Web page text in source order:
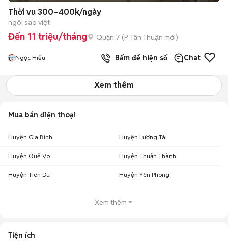
Thời vu 300–400k/ngày
ngôi sao việt
Đến 11 triệu/tháng Quận 7 (P. Tân Thuận mới)
Ngọc Hiếu Bấm để hiện số Chat
Xem thêm
Mua bán điện thoại
Huyện Gia Bình Huyện Lương Tài
Huyện Quế Võ Huyện Thuận Thành
Huyện Tiên Du Huyện Yên Phong
Xem thêm
Tiện ích